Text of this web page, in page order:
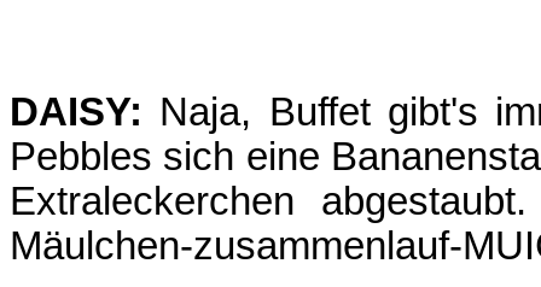
DAISY: Naja, Buffet gibt's
Pebbles sich eine
Extraleckerchen
Mäulchen-zusammenlauf-